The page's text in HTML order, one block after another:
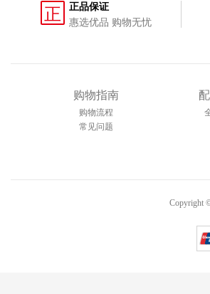
正
正品保证
惠选优品 购物无忧
购物指南
购物流程
常见问题
Copyright